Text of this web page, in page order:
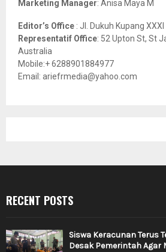
Marketing Manager: Anisa Maya M
Editor’s Office : Jl. Dukuh Kupang
Representatif Office: 52 Upton St, St
Australia
Mobile:+ 6288901884977
Email: ariefrmedia@yahoo.com
RECENT POSTS
Siswa Keracunan Terus
Desak Pemerintah Agar